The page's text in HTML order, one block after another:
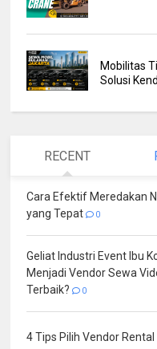
Mobilitas
Solusi
RECENT
Cara Efektif Meredakan
yang Tepat
0
Geliat Industri Event Ibu
Menjadi Vendor Sewa
Terbaik?
0
4 Tips Pilih Vendor